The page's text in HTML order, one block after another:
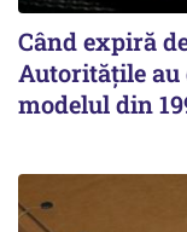
Când expiră
Autoritățile au
modelul din